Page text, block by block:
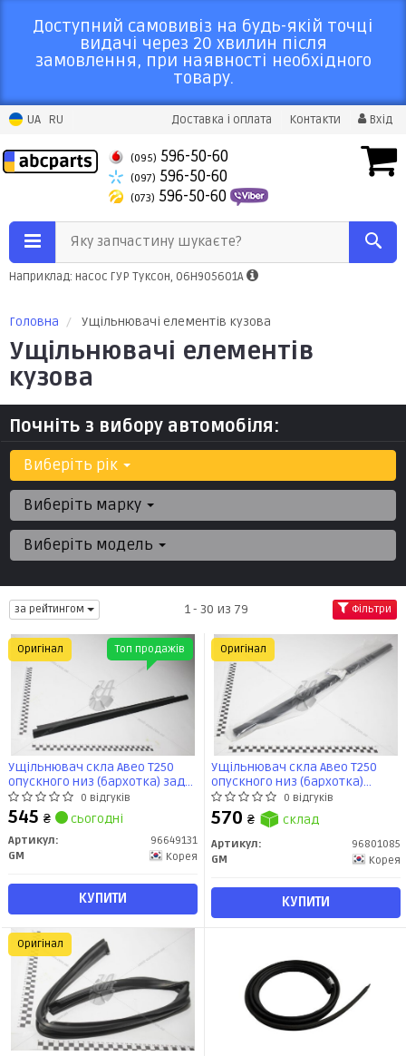
Доступний самовивіз на будь-якій точці
видачі через 20 хвилин після
замовлення, при наявності необхідного
товару.
UA RU Доставка і оплата Контакти Вхід
(095) 596-50-60
(097) 596-50-60
(073) 596-50-60
Яку запчастину шукаєте?
Наприклад: насос ГУР Туксон, 06H905601A
Головна Ущільнювачі елементів кузова
Ущільнювачі елементів
кузова
Почніть з вибору автомобіля:
Виберіть рік
Виберіть марку
Виберіть модель
за рейтингом 1 - 30 из 79 Фільтри
Ущільнювач скла Авео Т250
опускного низ (бархотка) зад
прав (96649131) GM
0 відгуків
545 ₴ сьогодні
Артикул:
96649131
GM
Корея
КУПИТИ
Топ продажів
Оригінал
Ущільнювач скла Авео Т250
опускного низ (бархотка)
перед лів (96801085) GM
0 відгуків
570 ₴ склад
Артикул:
96801085
GM
Корея
КУПИТИ
Оригінал
Оригінал